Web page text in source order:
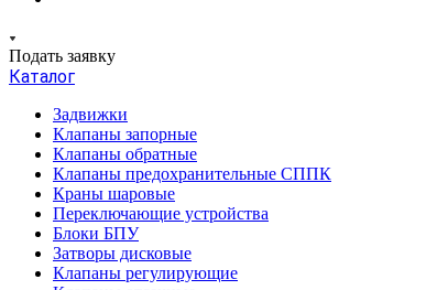
Подать заявку
Каталог
Задвижки
Клапаны запорные
Клапаны обратные
Клапаны предохранительные СППК
Краны шаровые
Переключающие устройства
Блоки БПУ
Затворы дисковые
Клапаны регулирующие